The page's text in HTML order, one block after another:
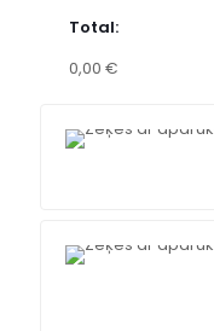
Total:
0,00 €